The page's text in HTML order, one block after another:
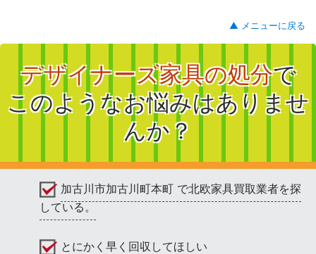
▲ メニューに戻る
デザイナーズ家具の処分で
このようなお悩みはありませ
んか？
加古川市加古川町本町 で北欧家具買取業者を探
している。
とにかく早く回収してほしい